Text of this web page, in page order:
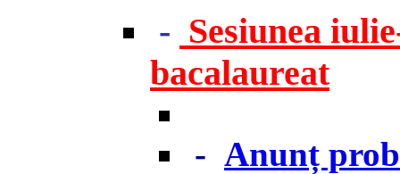
- Sesiunea
bacalaureat
- Anunț